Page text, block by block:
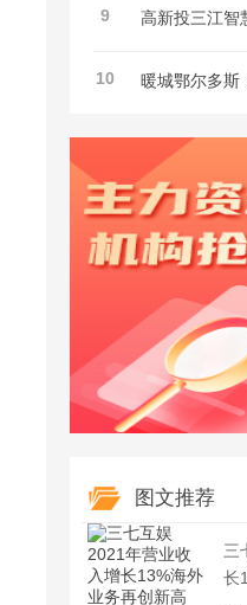
9 高新投三江智
10 暖城鄂尔多斯
图文推荐
三
长